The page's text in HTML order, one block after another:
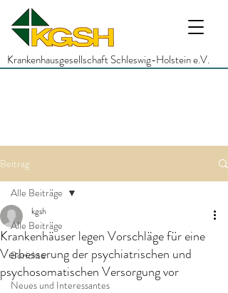
Krankenhausgesellschaft Schleswig-Holstein e.V.
Beitrag
Alle Beiträge
Berichte
Neues und Interessantes
Alle Beiträge
Krankenhäuser legen Vorschläge für eine
Verbesserung der psychiatrischen und
psychosomatischen Versorgung vor
kgsh